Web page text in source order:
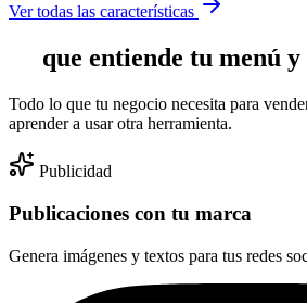
Ver todas las características
que entiende tu menú
Todo lo que tu negocio necesita para
aprender a usar otra herramienta.
Publicidad
Publicaciones con tu marca
Genera imágenes y textos para tus redes